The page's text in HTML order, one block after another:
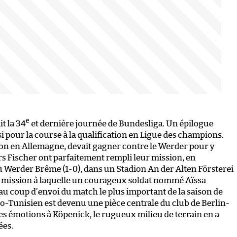
la 34e et dernière journée de Bundesliga. Un épilogue
pour la course à la qualification en Ligue des champions.
en Allemagne, devait gagner contre le Werder pour y
Fischer ont parfaitement rempli leur mission, en
Brême (1-0), dans un Stadion An der Alten Försterei
à laquelle un courageux soldat nommé Aïssa
coup d’envoi du match le plus important de la saison de
Tunisien est devenu une pièce centrale du club de Berlin-
émotions à Köpenick, le rugueux milieu de terrain en a